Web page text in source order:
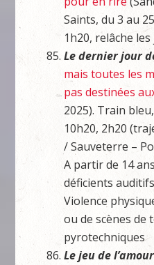
Saints, du 3 au
1h20, relâche
Le dernier jour
mais toutes les
pas destinées
2025). Train
10h20, 2h20
/ Sauveterre –
A partir de 14
déficients
Violence
ou de scènes de
pyrotechniques
Le jeu de